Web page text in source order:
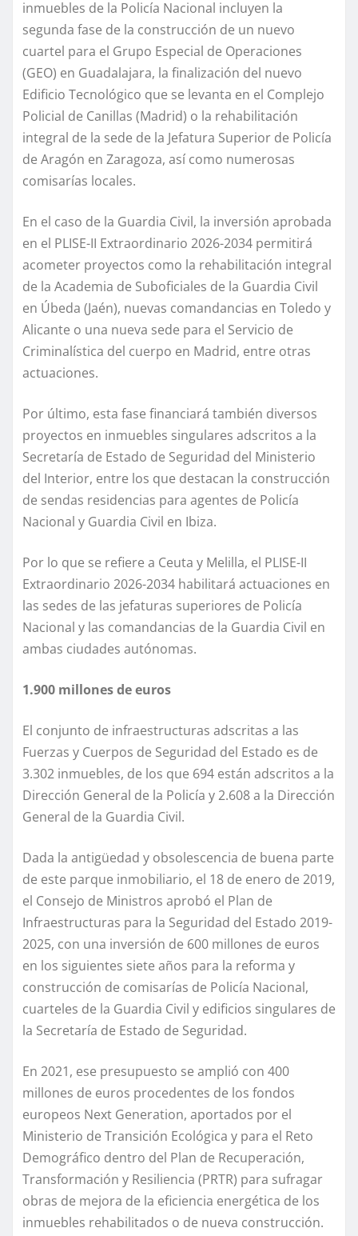
inmuebles de la Policía Nacional incluyen la
segunda fase de la construcción de un nuevo
cuartel para el Grupo Especial de Operaciones
(GEO) en Guadalajara, la finalización del nuevo
Edificio Tecnológico que se levanta en el Complejo
Policial de Canillas (Madrid) o la rehabilitación
integral de la sede de la Jefatura Superior de Policía
de Aragón en Zaragoza, así como numerosas
comisarías locales.
En el caso de la Guardia Civil, la inversión aprobada
en el PLISE-II Extraordinario 2026-2034 permitirá
acometer proyectos como la rehabilitación integral
de la Academia de Suboficiales de la Guardia Civil
en Úbeda (Jaén), nuevas comandancias en Toledo y
Alicante o una nueva sede para el Servicio de
Criminalística del cuerpo en Madrid, entre otras
actuaciones.
Por último, esta fase financiará también diversos
proyectos en inmuebles singulares adscritos a la
Secretaría de Estado de Seguridad del Ministerio
del Interior, entre los que destacan la construcción
de sendas residencias para agentes de Policía
Nacional y Guardia Civil en Ibiza.
Por lo que se refiere a Ceuta y Melilla, el PLISE-II
Extraordinario 2026-2034 habilitará actuaciones en
las sedes de las jefaturas superiores de Policía
Nacional y las comandancias de la Guardia Civil en
ambas ciudades autónomas.
1.900 millones de euros
El conjunto de infraestructuras adscritas a las
Fuerzas y Cuerpos de Seguridad del Estado es de
3.302 inmuebles, de los que 694 están adscritos a la
Dirección General de la Policía y 2.608 a la Dirección
General de la Guardia Civil.
Dada la antigüedad y obsolescencia de buena parte
de este parque inmobiliario, el 18 de enero de 2019,
el Consejo de Ministros aprobó el Plan de
Infraestructuras para la Seguridad del Estado 2019-
2025, con una inversión de 600 millones de euros
en los siguientes siete años para la reforma y
construcción de comisarías de Policía Nacional,
cuarteles de la Guardia Civil y edificios singulares de
la Secretaría de Estado de Seguridad.
En 2021, ese presupuesto se amplió con 400
millones de euros procedentes de los fondos
europeos Next Generation, aportados por el
Ministerio de Transición Ecológica y para el Reto
Demográfico dentro del Plan de Recuperación,
Transformación y Resiliencia (PRTR) para sufragar
obras de mejora de la eficiencia energética de los
inmuebles rehabilitados o de nueva construcción.